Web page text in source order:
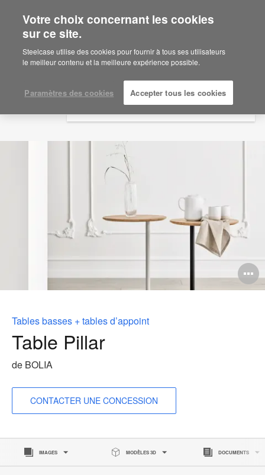
Are you in United States?
Would you like to see Products we sell in
your region?
English
Español
Tables basses + tables d’appoint
Table Pillar
de BOLIA
CONTACTER UNE CONCESSION
IMAGES MODÈLES 3D DOCUMENTS
Votre choix concernant les cookies
sur ce site.
Steelcase utilise des cookies pour fournir à tous ses utilisateurs
le meilleur contenu et la meilleure expérience possible.
Paramètres des cookies Accepter tous les cookies